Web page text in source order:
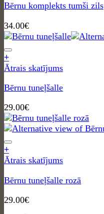
Bērnu komplekts tumši zils
34.00€
+
Ātrais skatījums
Bērnu tuneļšalle
29.00€
+
Ātrais skatījums
Bērnu tuneļšalle rozā
29.00€